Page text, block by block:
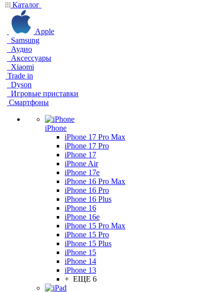
Каталог
Apple
Samsung
Аудио
Аксессуары
Xiaomi
Trade in
Dyson
Игровые приставки
Смартфоны
iPhone
iPhone 17 Pro Max
iPhone 17 Pro
iPhone 17
iPhone Air
iPhone 17e
iPhone 16 Pro Max
iPhone 16 Pro
iPhone 16 Plus
iPhone 16
iPhone 16e
iPhone 15 Pro Max
iPhone 15 Pro
iPhone 15 Plus
iPhone 15
iPhone 14
iPhone 13
+ ЕЩЕ 6